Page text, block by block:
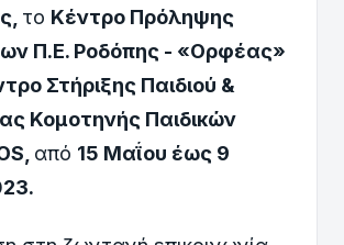
το Κέντρο Πρόληψης
Π.Ε. Ροδόπης - «Ορφέας»
Στήριξης Παιδιού &
Κομοτηνής Παιδικών
από 15 Μαΐου έως 9
3.